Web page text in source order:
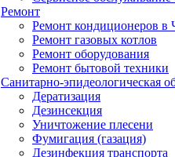
Ремонт
Ремонт кондиционеров в
Ремонт газовых котлов
Ремонт оборудования
Ремонт бытовой техники
Санитарно-эпидеологическая
Дератизация
Дезинсекция
Уничтожение плесени
Фумигация (газация)
Дезинфекция транспорта